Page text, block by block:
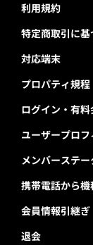
利用規約
特定商取引に
対応端末
プロパティ規程
ログイン・有
ユーザープロ
メンバーステー
携帯電話から
会員情報引継ぎ
退会